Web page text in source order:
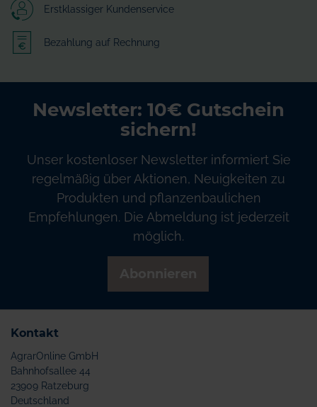
Erstklassiger Kundenservice
Bezahlung auf Rechnung
Newsletter: 10€ Gutschein
sichern!
Unser kostenloser Newsletter informiert Sie
regelmäßig über Aktionen, Neuigkeiten zu
Produkten und pflanzenbaulichen
Empfehlungen. Die Abmeldung ist jederzeit
möglich.
Kontakt
AgrarOnline GmbH
Bahnhofsallee 44
23909 Ratzeburg
Deutschland